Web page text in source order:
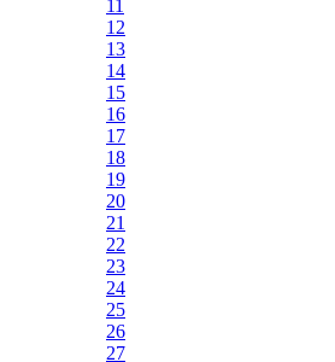
11
12
13
14
15
16
17
18
19
20
21
22
23
24
25
26
27